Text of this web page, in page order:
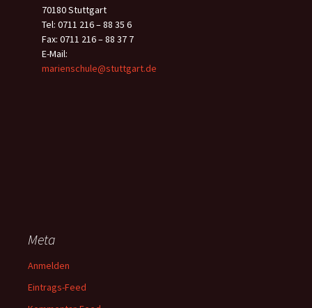
70180 Stuttgart
Tel: 0711 216 – 88 35 6
Fax: 0711 216 – 88 37 7
E-Mail:
marienschule@stuttgart.de
Meta
Anmelden
Eintrags-Feed